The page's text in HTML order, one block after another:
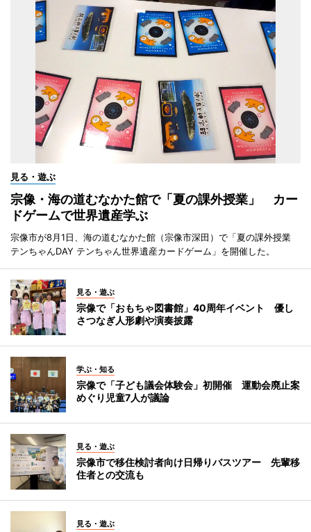
見る・遊ぶ
宗像・海の道むなかた館で「夏の課外授業」 カー
ドゲームで世界遺産学ぶ
宗像市が8月1日、海の道むなかた館（宗像市深田）で「夏の課外授業
テンちゃんDAY テンちゃん世界遺産カードゲーム」を開催した。
見る・遊ぶ
宗像で「おもちゃ図書館」40周年イベント 優し
さつなぎ人形劇や演奏披露
学ぶ・知る
宗像で「子ども議会体験会」初開催 運動会廃止案
めぐり児童7人が議論
見る・遊ぶ
宗像市で移住検討者向け日帰りバスツアー 先輩移
住者との交流も
見る・遊ぶ